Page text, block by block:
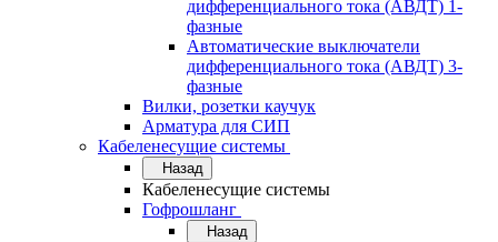
дифференциального тока (АВДТ) 1-
фазные
Автоматические выключатели
дифференциального тока (АВДТ) 3-
фазные
Вилки, розетки каучук
Арматура для СИП
Кабеленесущие системы
Назад
Кабеленесущие системы
Гофрошланг
Назад